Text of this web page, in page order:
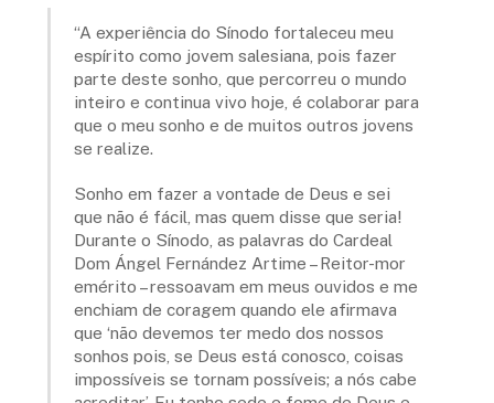
“A experiência do Sínodo fortaleceu meu
espírito como jovem salesiana, pois fazer
parte deste sonho, que percorreu o mundo
inteiro e continua vivo hoje, é colaborar para
que o meu sonho e de muitos outros jovens
se realize.
Sonho em fazer a vontade de Deus e sei
que não é fácil, mas quem disse que seria!
Durante o Sínodo, as palavras do Cardeal
Dom Ángel Fernández Artime – Reitor-mor
emérito – ressoavam em meus ouvidos e me
enchiam de coragem quando ele afirmava
que ‘não devemos ter medo dos nossos
sonhos pois, se Deus está conosco, coisas
impossíveis se tornam possíveis; a nós cabe